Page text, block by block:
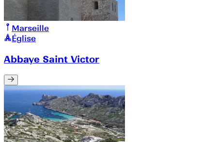
Marseille
Église
Abbaye Saint Victor